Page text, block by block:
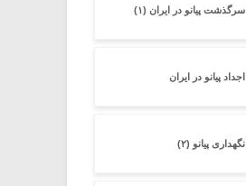
سرگذشت پیانو در ایران (۱)
اجداد پیانو در ایران
نگهداری پیانو (۲)